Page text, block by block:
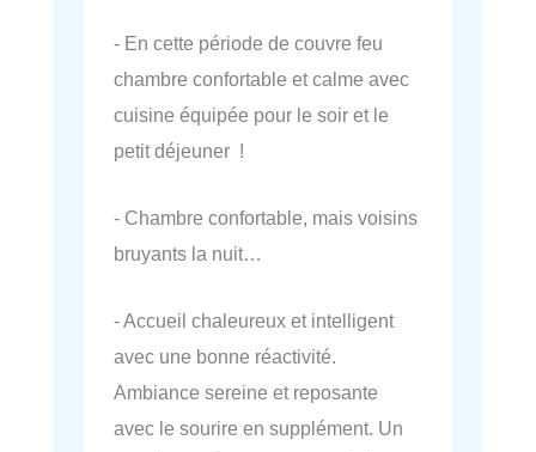
- En cette période de couvre feu
chambre confortable et calme avec
cuisine équipée pour le soir et le
petit déjeuner !
- Chambre confortable, mais voisins
bruyants la nuit…
- Accueil chaleureux et intelligent
avec une bonne réactivité.
Ambiance sereine et reposante
avec le sourire en supplément. Un